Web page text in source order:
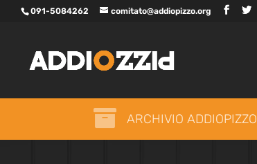
091-5084262 comitato@addiopizzo.org
 ARCHIVIO ADDIOPIZZO